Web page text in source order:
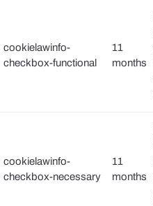
cookielawinfo-
checkbox-functional
11
months
cookielawinfo-
checkbox-necessary
11
months